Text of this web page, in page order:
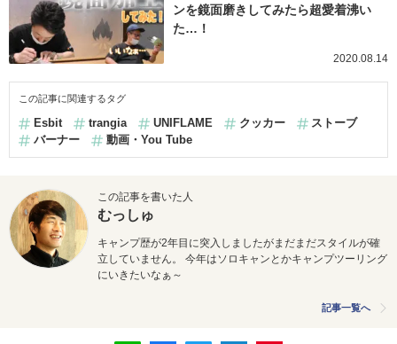
ンを鏡面磨きしてみたら超愛着沸い
た…！
2020.08.14
この記事に関連するタグ
Esbit trangia UNIFLAME クッカー
ストーブ
バーナー
動画・You Tube
この記事を書いた人
むっしゅ
キャンプ歴が2年目に突入しましたがまだまだスタイルが確
立していません。 今年はソロキャンとかキャンプツーリング
にいきたいなぁ～
記事一覧へ